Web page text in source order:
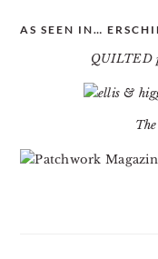
AS SEEN IN…
QUILTED